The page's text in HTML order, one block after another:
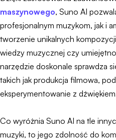
maszynowego, Suno AI
profesjonalnym muzykom, jak i
tworzenie unikalnych
wiedzy muzycznej czy
narzędzie doskonale sprawdza
takich jak produkcja filmowa,
eksperymentowanie z
Co wyróżnia Suno AI na tle
muzyki, to jego zdolność do